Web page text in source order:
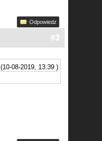
Odpowiedz
#3
(10-08-2019, 13:39 )